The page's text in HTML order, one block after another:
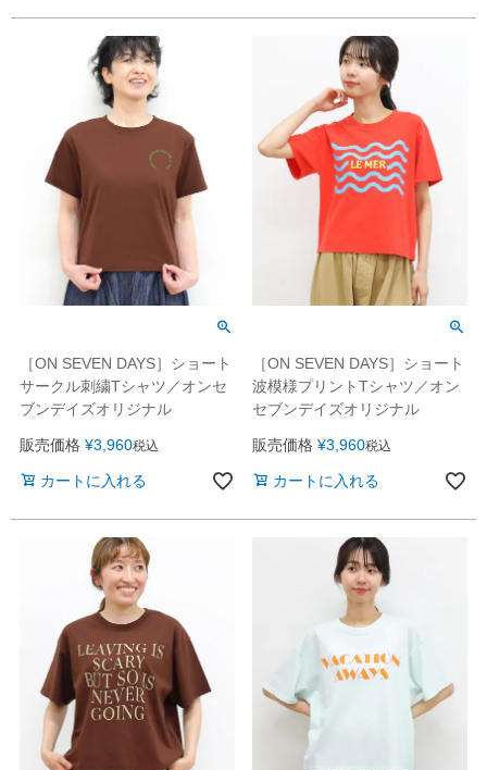
［ON SEVEN DAYS］ショート
サークル刺繍Tシャツ／オンセ
ブンデイズオリジナル
販売価格 ¥3,960税込
カートに入れる
［ON SEVEN DAYS］ショート
波模様プリントTシャツ／オン
セブンデイズオリジナル
販売価格 ¥3,960税込
カートに入れる